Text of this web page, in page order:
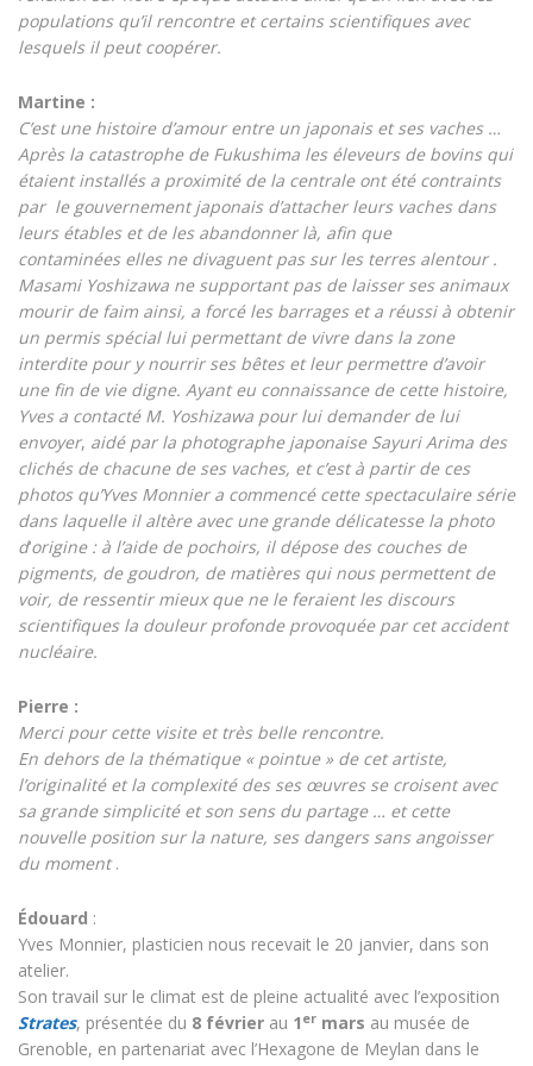
populations qu’il rencontre et certains scientifiques avec
lesquels il peut coopérer.
Martine :
C’est une histoire d’amour entre un japonais et ses vaches …
Après la catastrophe de Fukushima les éleveurs de bovins qui
étaient installés a proximité de la centrale ont été contraints
par le gouvernement japonais d’attacher leurs vaches dans
leurs étables et de les abandonner là, afin que
contaminées elles ne divaguent pas sur les terres alentour .
Masami Yoshizawa ne supportant pas de laisser ses animaux
mourir de faim ainsi, a forcé les barrages et a réussi à obtenir
un permis spécial lui permettant de vivre dans la zone
interdite pour y nourrir ses bêtes et leur permettre d’avoir
une fin de vie digne. Ayant eu connaissance de cette histoire,
Yves a contacté M. Yoshizawa pour lui demander de lui
envoyer, aidé par la photographe japonaise Sayuri Arima des
clichés de chacune de ses vaches, et c’est à partir de ces
photos qu’Yves Monnier a commencé cette spectaculaire série
dans laquelle il altère avec une grande délicatesse la photo
d‘origine : à l’aide de pochoirs, il dépose des couches de
pigments, de goudron, de matières qui nous permettent de
voir, de ressentir mieux que ne le feraient les discours
scientifiques la douleur profonde provoquée par cet accident
nucléaire.
Pierre :
Merci pour cette visite et très belle rencontre.
En dehors de la thématique « pointue » de cet artiste,
l’originalité et la complexité des ses œuvres se croisent avec
sa grande simplicité et son sens du partage … et cette
nouvelle position sur la nature, ses dangers sans angoisser
du moment.
Édouard :
Yves Monnier, plasticien nous recevait le 20 janvier, dans son
atelier.
Son travail sur le climat est de pleine actualité avec l’exposition
Strates, présentée du 8 février au 1 er mars au musée de
Grenoble, en partenariat avec l’Hexagone de Meylan dans le